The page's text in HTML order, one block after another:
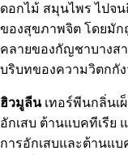
ดอกไม้ สมุนไพร ไปจ
ของสุขภาพจิต โดยมั
คลายของกัญชาบางส
บริบทของความวิตกกัง
ฮิวมูลีนเทอร์พีนกลิ่นเ
อักเสบ ต้านแบคทีเรีย
การอักเสบและต้านแ